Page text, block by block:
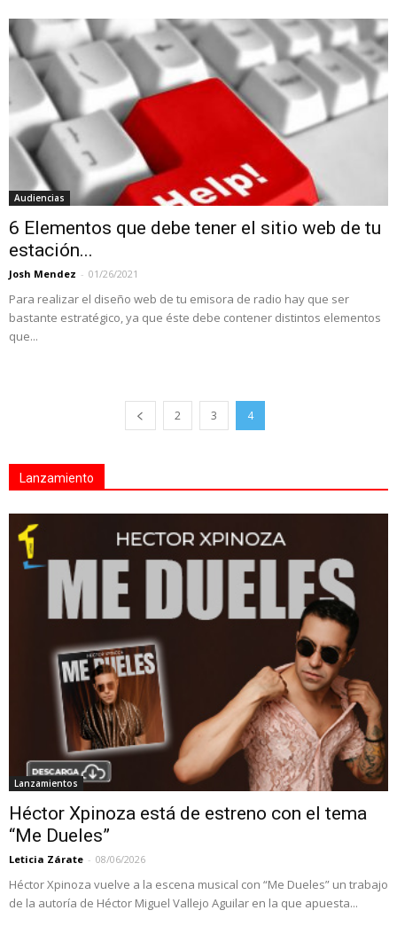
Audiencias
6 Elementos que debe tener el sitio web de tu
estación...
Josh Mendez - 01/26/2021
Para realizar el diseño web de tu emisora de radio hay que ser
bastante estratégico, ya que éste debe contener distintos elementos
que...
2 3 4
Lanzamiento
Lanzamientos
Héctor Xpinoza está de estreno con el tema
“Me Dueles”
Leticia Zárate - 08/06/2026
Héctor Xpinoza vuelve a la escena musical con “Me Dueles” un trabajo
de la autoría de Héctor Miguel Vallejo Aguilar en la que apuesta...